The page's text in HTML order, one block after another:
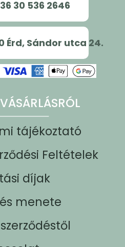
tájékoztató
Feltételek
díjak
menete
30 536 2646
Érd, Sándor utca 24.